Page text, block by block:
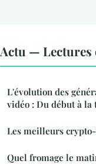
Actu — Lectures
L'évolution des
vidéo : Du début à
Les meilleurs
Quel fromage le